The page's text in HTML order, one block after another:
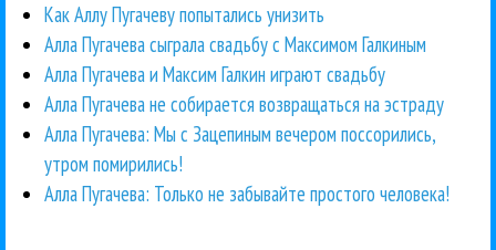
Как Аллу Пугачеву попытались унизить
Алла Пугачева сыграла свадьбу с Максимом Галкиным
Алла Пугачева и Максим Галкин играют свадьбу
Алла Пугачева не собирается возвращаться на эстраду
Алла Пугачева: Мы с Зацепиным вечером поссорились,
утром помирились!
Алла Пугачева: Только не забывайте простого человека!